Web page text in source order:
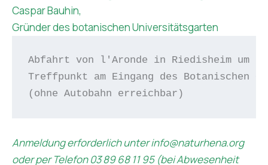
Caspar Bauhin,
Gründer des botanischen Universitätsgarten
Abfahrt von l'Aronde in Riedisheim um
Treffpunkt am Eingang des Botanischen
(ohne Autobahn erreichbar)
Anmeldung erforderlich unter info@naturhena.org
oder per Telefon 03 89 68 11 95 (bei Abwesenheit